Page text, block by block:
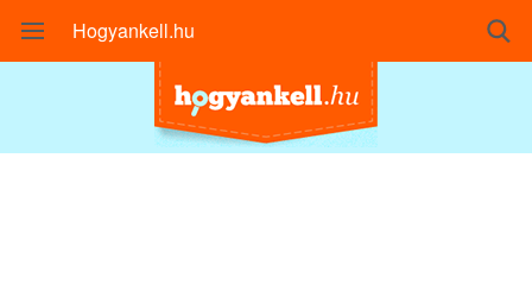
Hogyankell.hu